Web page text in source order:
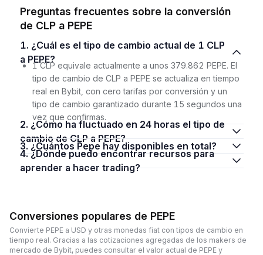
Preguntas frecuentes sobre la conversión
de CLP a PEPE
1. ¿Cuál es el tipo de cambio actual de 1 CLP
a PEPE?
1 CLP equivale actualmente a unos 379.862 PEPE. El
tipo de cambio de CLP a PEPE se actualiza en tiempo
real en Bybit, con cero tarifas por conversión y un
tipo de cambio garantizado durante 15 segundos una
vez que confirmas.
2. ¿Cómo ha fluctuado en 24 horas el tipo de
cambio de CLP a PEPE?
3. ¿Cuántos Pepe hay disponibles en total?
4. ¿Dónde puedo encontrar recursos para
aprender a hacer trading?
Conversiones populares de PEPE
Convierte PEPE a USD y otras monedas fiat con tipos de cambio en
tiempo real. Gracias a las cotizaciones agregadas de los makers de
mercado de Bybit, puedes consultar el valor actual de PEPE y